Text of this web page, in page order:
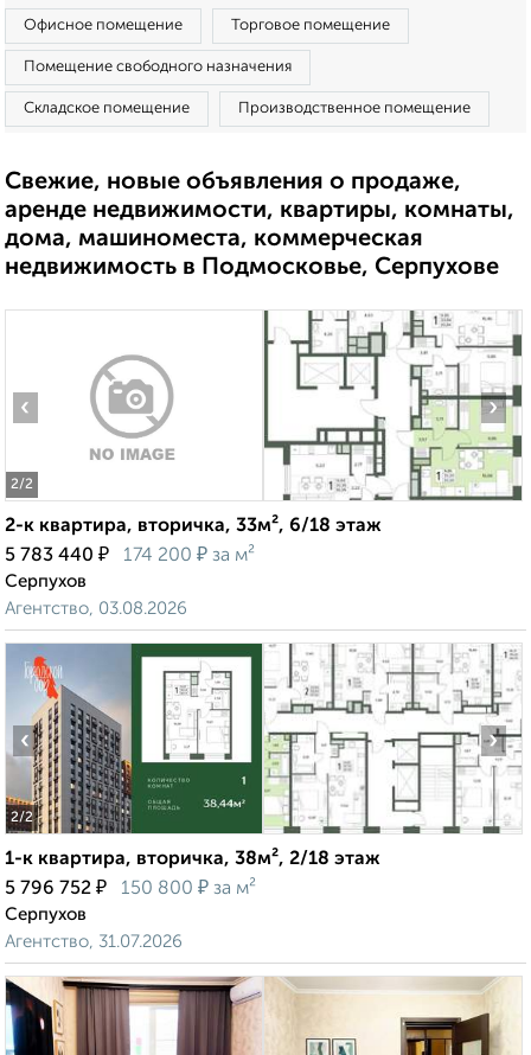
Офисное помещение Торговое помещение
Помещение свободного назначения
Складское помещение Производственное помещение
Свежие, новые объявления о продаже,
аренде недвижимости, квартиры, комнаты,
дома, машиноместа, коммерческая
недвижимость в Подмосковье, Серпухове
2/2
‹ ›
2-к квартира, вторичка, 33м², 6/18 этаж
5 783 440 ₽ 174 200 ₽ за м²
Серпухов
Агентство, 03.08.2026
2/2
‹ ›
1-к квартира, вторичка, 38м², 2/18 этаж
5 796 752 ₽ 150 800 ₽ за м²
Серпухов
Агентство, 31.07.2026